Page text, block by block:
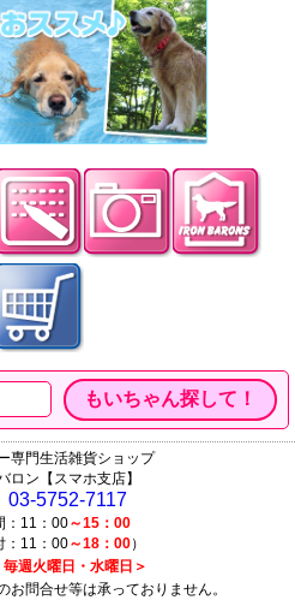
専門生活雑貨ショップ
ロン【スマホ支店】
03-5752-7117
：11：00～15：00
：11：00～18：00）
毎週火曜日・水曜日＞
問合せ等は承っておりません。